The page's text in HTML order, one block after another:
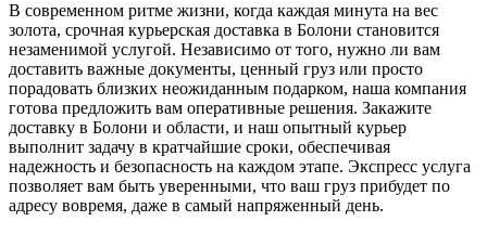
В современном ритме жизни, когда каждая минута на вес
золота, срочная курьерская доставка в Болони становится
незаменимой услугой. Независимо от того, нужно ли вам
доставить важные документы, ценный груз или просто
порадовать близких неожиданным подарком, наша компания
готова предложить вам оперативные решения. Закажите
доставку в Болони и области, и наш опытный курьер
выполнит задачу в кратчайшие сроки, обеспечивая
надежность и безопасность на каждом этапе. Экспресс услуга
позволяет вам быть уверенными, что ваш груз прибудет по
адресу вовремя, даже в самый напряженный день.